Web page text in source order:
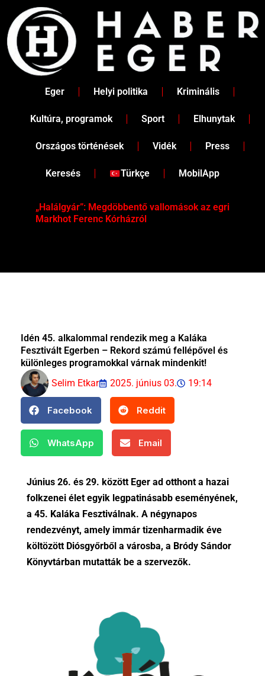
content
Eger Helyi politika Kriminális
Kultúra, programok Sport Elhunytak
Országos történések Vidék Press
Keresés Türkçe MobilApp
„Halálgyár”: Megdöbbentő vallomások az egri
Markhot Ferenc Kórházról
Idén 45. alkalommal rendezik meg a Kaláka
Fesztivált Egerben – Rekord számú fellépővel és
különleges programokkal várnak mindenkit!
Selim Etkar
2025. június 03. 19:14
Facebook Reddit
WhatsApp Email
Június 26. és 29. között Eger ad otthont a hazai
folkzenei élet egyik legpatinásabb eseményének,
a 45. Kaláka Fesztiválnak. A négynapos
rendezvényt, amely immár tizenharmadik éve
költözött Diósgyőrből a városba, a Bródy Sándor
Könyvtárban mutatták be a szervezők.